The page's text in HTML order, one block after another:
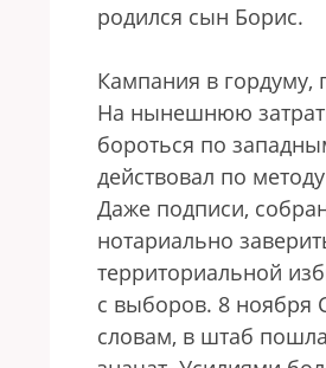
родился сын Борис.
Кампания в
На нынешнюю
бороться по
действовал по
Даже подписи,
нотариально
территориальной
с выборов. 8 ноября
словам, в штаб